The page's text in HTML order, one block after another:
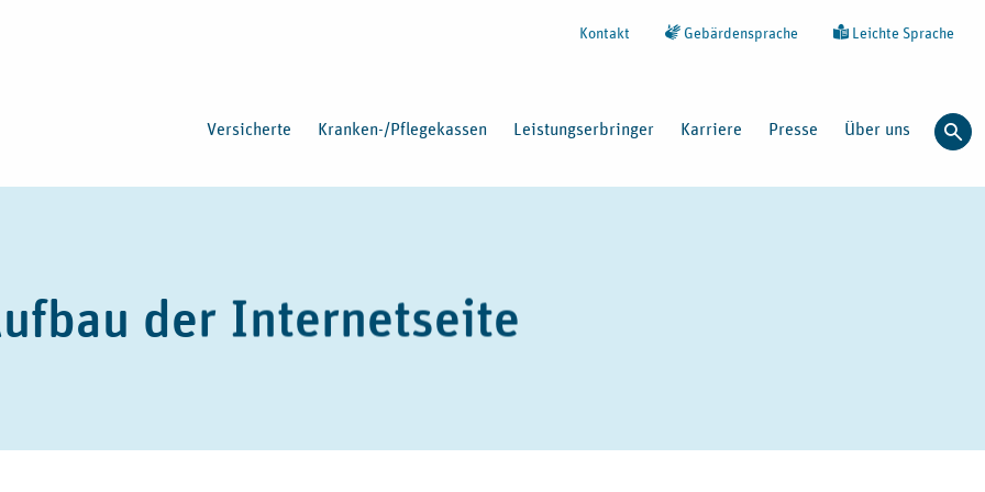
Kontakt Gebärdensprache Leichte Sprache
Versicherte Kranken-/Pflegekassen Leistungserbringer Karriere Presse Über uns
der Internetseite